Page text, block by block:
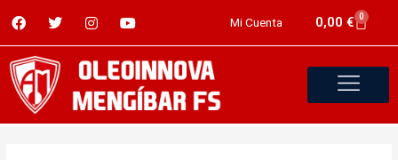
Mi Cuenta 0,00 € 0